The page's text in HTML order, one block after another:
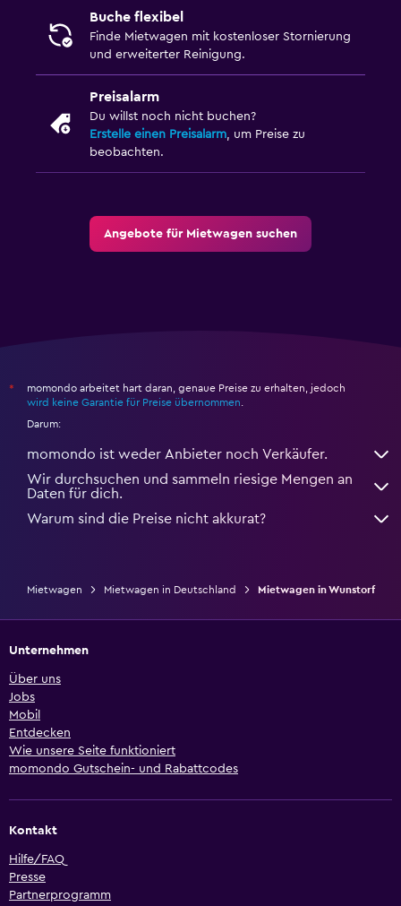
Buche flexibel
Finde Mietwagen mit kostenloser Stornierung
und erweiterter Reinigung.
Preisalarm
Du willst noch nicht buchen?
Erstelle einen Preisalarm, um Preise zu
beobachten.
Angebote für Mietwagen suchen
*
momondo arbeitet hart daran, genaue Preise zu erhalten, jedoch
wird keine Garantie für Preise übernommen
Darum:
momondo ist weder Anbieter noch Verkäufer.
Wir durchsuchen und sammeln riesige Mengen an
Daten für dich.
Warum sind die Preise nicht akkurat?
Mietwagen Mietwagen in Deutschland Mietwagen in Wunstorf
Unternehmen
Über uns
Jobs
Mobil
Entdecken
Wie unsere Seite funktioniert
momondo Gutschein- und Rabattcodes
Kontakt
Hilfe/FAQ
Presse
Partnerprogramm